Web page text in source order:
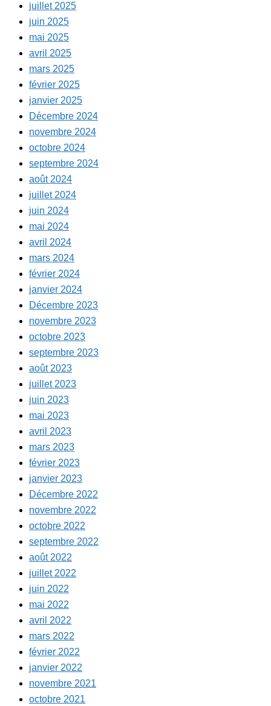
juillet 2025
juin 2025
mai 2025
avril 2025
mars 2025
février 2025
janvier 2025
Décembre 2024
novembre 2024
octobre 2024
septembre 2024
août 2024
juillet 2024
juin 2024
mai 2024
avril 2024
mars 2024
février 2024
janvier 2024
Décembre 2023
novembre 2023
octobre 2023
septembre 2023
août 2023
juillet 2023
juin 2023
mai 2023
avril 2023
mars 2023
février 2023
janvier 2023
Décembre 2022
novembre 2022
octobre 2022
septembre 2022
août 2022
juillet 2022
juin 2022
mai 2022
avril 2022
mars 2022
février 2022
janvier 2022
novembre 2021
octobre 2021